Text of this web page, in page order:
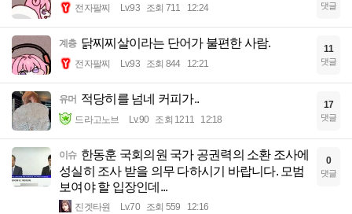
전자팔찌 Lv.93 조회 711 12:24 댓글
계층 닭찌찌살이라는 단어가 불편한 사람.
전자팔찌 Lv.93 조회 844 12:21
11
댓글
유머 적당히를 넘네 커피가..
드라고노브 Lv.90 조회 1211 12:18
17
댓글
이슈 한동훈 국회의원 국가 공권력의 소환 조사에
성실히 조사 받을 의무 다하시기 바랍니다. 모범
보여야 할 입장인데...
진겟타원 Lv.70 조회 559 12:16
0
댓글